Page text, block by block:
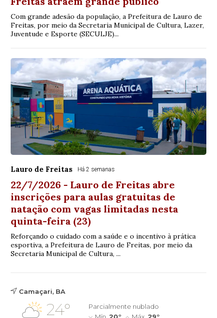
Com grande adesão da população, a Prefeitura de Lauro de
Freitas, por meio da Secretaria Municipal de Cultura, Lazer,
Juventude e Esporte (SECULJE)...
Lauro de Freitas Há 2 semanas
22/7/2026 - Lauro de Freitas abre
inscrições para aulas gratuitas de
natação com vagas limitadas nesta
quinta-feira (23)
Reforçando o cuidado com a saúde e o incentivo à prática
esportiva, a Prefeitura de Lauro de Freitas, por meio da
Secretaria Municipal de Cultura, ...
Camaçari, BA
24°
Parcialmente nublado
Mín.20° Máx.29°